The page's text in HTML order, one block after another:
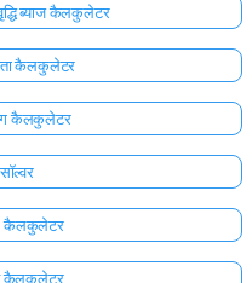
ब्याज कैलकुलेटर
कैलकुलेटर
कैलकुलेटर
कैलकुलेटर
कैलकुलेटर